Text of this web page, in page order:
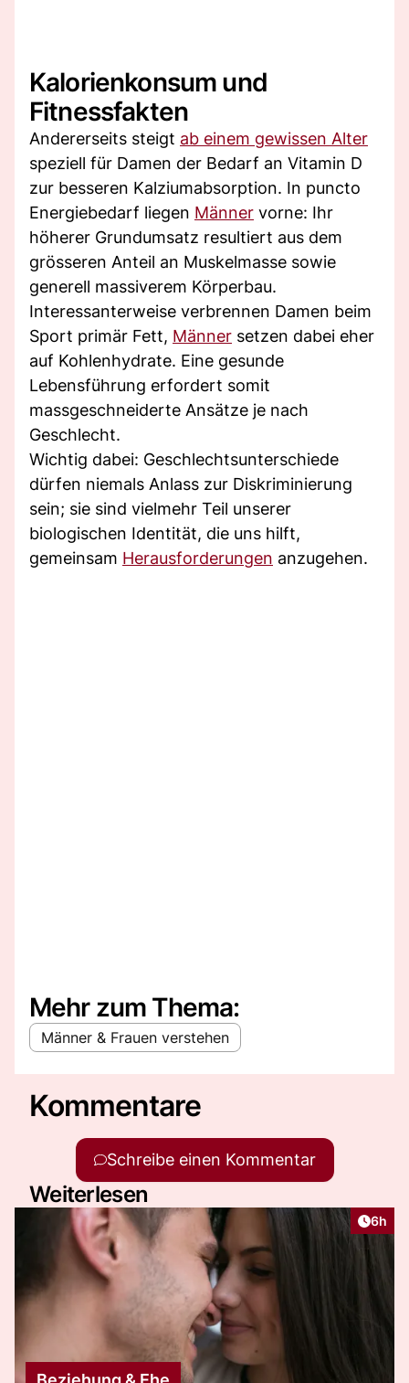
Kalorienkonsum und
Fitnessfakten
Andererseits steigt ab einem gewissen Alter
speziell für Damen der Bedarf an Vitamin D
zur besseren Kalziumabsorption. In puncto
Energiebedarf liegen Männer vorne: Ihr
höherer Grundumsatz resultiert aus dem
grösseren Anteil an Muskelmasse sowie
generell massiverem Körperbau.
Interessanterweise verbrennen Damen beim
Sport primär Fett, Männer setzen dabei eher
auf Kohlenhydrate. Eine gesunde
Lebensführung erfordert somit
massgeschneiderte Ansätze je nach
Geschlecht.
Wichtig dabei: Geschlechtsunterschiede
dürfen niemals Anlass zur Diskriminierung
sein; sie sind vielmehr Teil unserer
biologischen Identität, die uns hilft,
gemeinsam Herausforderungen anzugehen.
Mehr zum Thema:
Männer & Frauen verstehen
Kommentare
Schreibe einen Kommentar
Weiterlesen
6h